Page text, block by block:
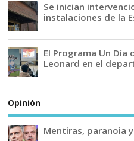
Se inician
instalaciones de la
El Programa Un Día
Leonard en el
Opinión
Mentiras, paranoia